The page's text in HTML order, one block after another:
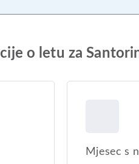
o letu za
Mjesec s